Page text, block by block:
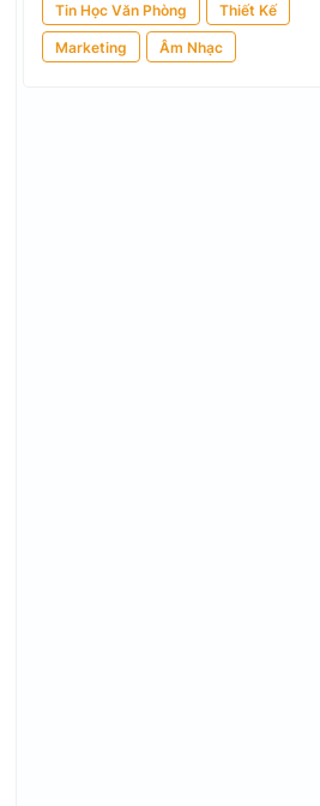
Tin Học Văn Phòng Thiết Kế
Marketing Âm Nhạc